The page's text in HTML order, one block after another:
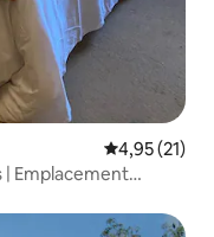
Évaluation
4,95 (21)
| Emplacement